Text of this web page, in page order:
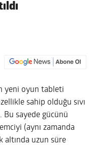
yeni oyun tableti
sahip olduğu sıvı
. Bu sayede gücünü
(aynı zamanda
altında uzun süre